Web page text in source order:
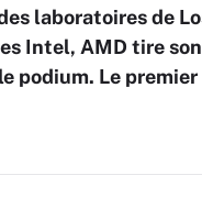
laboratoires de
Intel, AMD tire
podium. Le